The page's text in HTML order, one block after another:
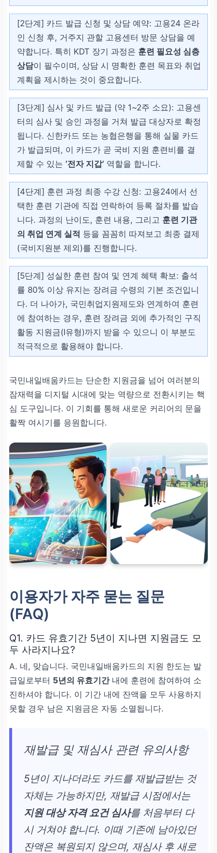
4년제 기준 2학년 2학기까
지 가능, 휴학생은 예외 사
항 확인 필요
고소득 자영업자
연매출 4억 원이상인 자
영업자
직전 연도 매출액 기준으
로 사업자등록증 소지자
고소득 근로자
기업/45세 미만) 또는 월 5
00만 원 이상(45세 이상)
근로자
월평균 임금 기준으로, 중
소기업 재직자는 소득 무관
발급 가능
[2단계] 카드 발급 신청 및 상담 예약: 고용24 온라
인 신청 후, 거주지 관할 고용센터 방문 상담을 예
약합니다. 특히 KDT 장기 과정은 훈련 필요성 심층
상담이 필수이며, 상담 시 명확한 훈련 목표와 취업
계획을 제시하는 것이 중요합니다.
[3단계] 심사 및 카드 발급 (약 1~2주 소요): 고용센
터의 심사 및 승인 과정을 거쳐 발급 대상자로 확정
됩니다. 신한카드 또는 농협은행을 통해 실물 카드
가 발급되며, 이 카드가 곧 국비 지원 훈련비를 결
제할 수 있는 ‘전자 지갑’ 역할을 합니다.
[4단계] 훈련 과정 최종 수강 신청: 고용24에서 선
택한 훈련 기관에 직접 연락하여 등록 절차를 밟습
니다. 과정의 난이도, 훈련 내용, 그리고 훈련 기관
의 취업 연계 실적 등을 꼼꼼히 따져보고 최종 결제
(국비지원분 제외)를 진행합니다.
[5단계] 성실한 훈련 참여 및 연계 혜택 확보: 출석
률 80% 이상 유지는 장려금 수령의 기본 조건입니
다. 더 나아가, 국민취업지원제도와 연계하여 훈련
에 참여하는 경우, 훈련 장려금 외에 추가적인 구직
활동 지원금(I유형)까지 받을 수 있으니 이 부분도
적극적으로 활용해야 합니다.
국민내일배움카드는 단순한 지원금을 넘어 여러분의
잠재력을 디지털 시대에 맞는 역량으로 전환시키는 핵
심 도구입니다. 이 기회를 통해 새로운 커리어의 문을
활짝 여시기를 응원합니다.
이용자가 자주 묻는 질문
(FAQ)
Q1. 카드 유효기간 5년이 지나면 지원금도 모
두 사라지나요?
A. 네, 맞습니다. 국민내일배움카드의 지원 한도는 발
급일로부터 5년의 유효기간내에 훈련에 참여하여 소
진하셔야 합니다. 이 기간 내에 잔액을 모두 사용하지
못할 경우 남은 지원금은 자동 소멸됩니다.
재발급 및 재심사 관련 유의사항
5년이 지나더라도 카드를 재발급받는 것
자체는 가능하지만, 재발급 시점에서는
지원 대상 자격 요건 심사를 처음부터 다
시 거쳐야 합니다. 이때 기존에 남아있던
잔액은 복원되지 않으며, 재심사 후 새로